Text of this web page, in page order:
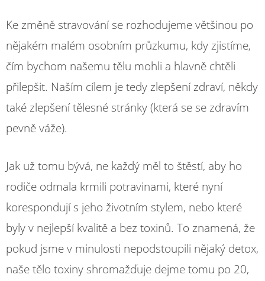
Ke změně stravování se rozhodujeme většinou po
nějakém malém osobním průzkumu, kdy zjistíme,
čím bychom našemu tělu mohli a hlavně chtěli
přilepšit. Naším cílem je tedy zlepšení zdraví, někdy
také zlepšení tělesné stránky (která se se zdravím
pevně váže).
Jak už tomu bývá, ne každý měl to štěstí, aby ho
rodiče odmala krmili potravinami, které nyní
korespondují s jeho životním stylem, nebo které
byly v nejlepší kvalitě a bez toxinů. To znamená, že
pokud jsme v minulosti nepodstoupili nějaký detox,
naše tělo toxiny shromažďuje dejme tomu po 20,